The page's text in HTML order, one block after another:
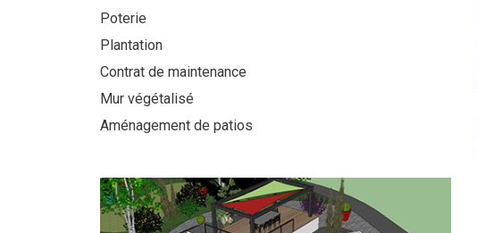
Poterie
Plantation
Contrat de maintenance
Mur végétalisé
Aménagement de patios